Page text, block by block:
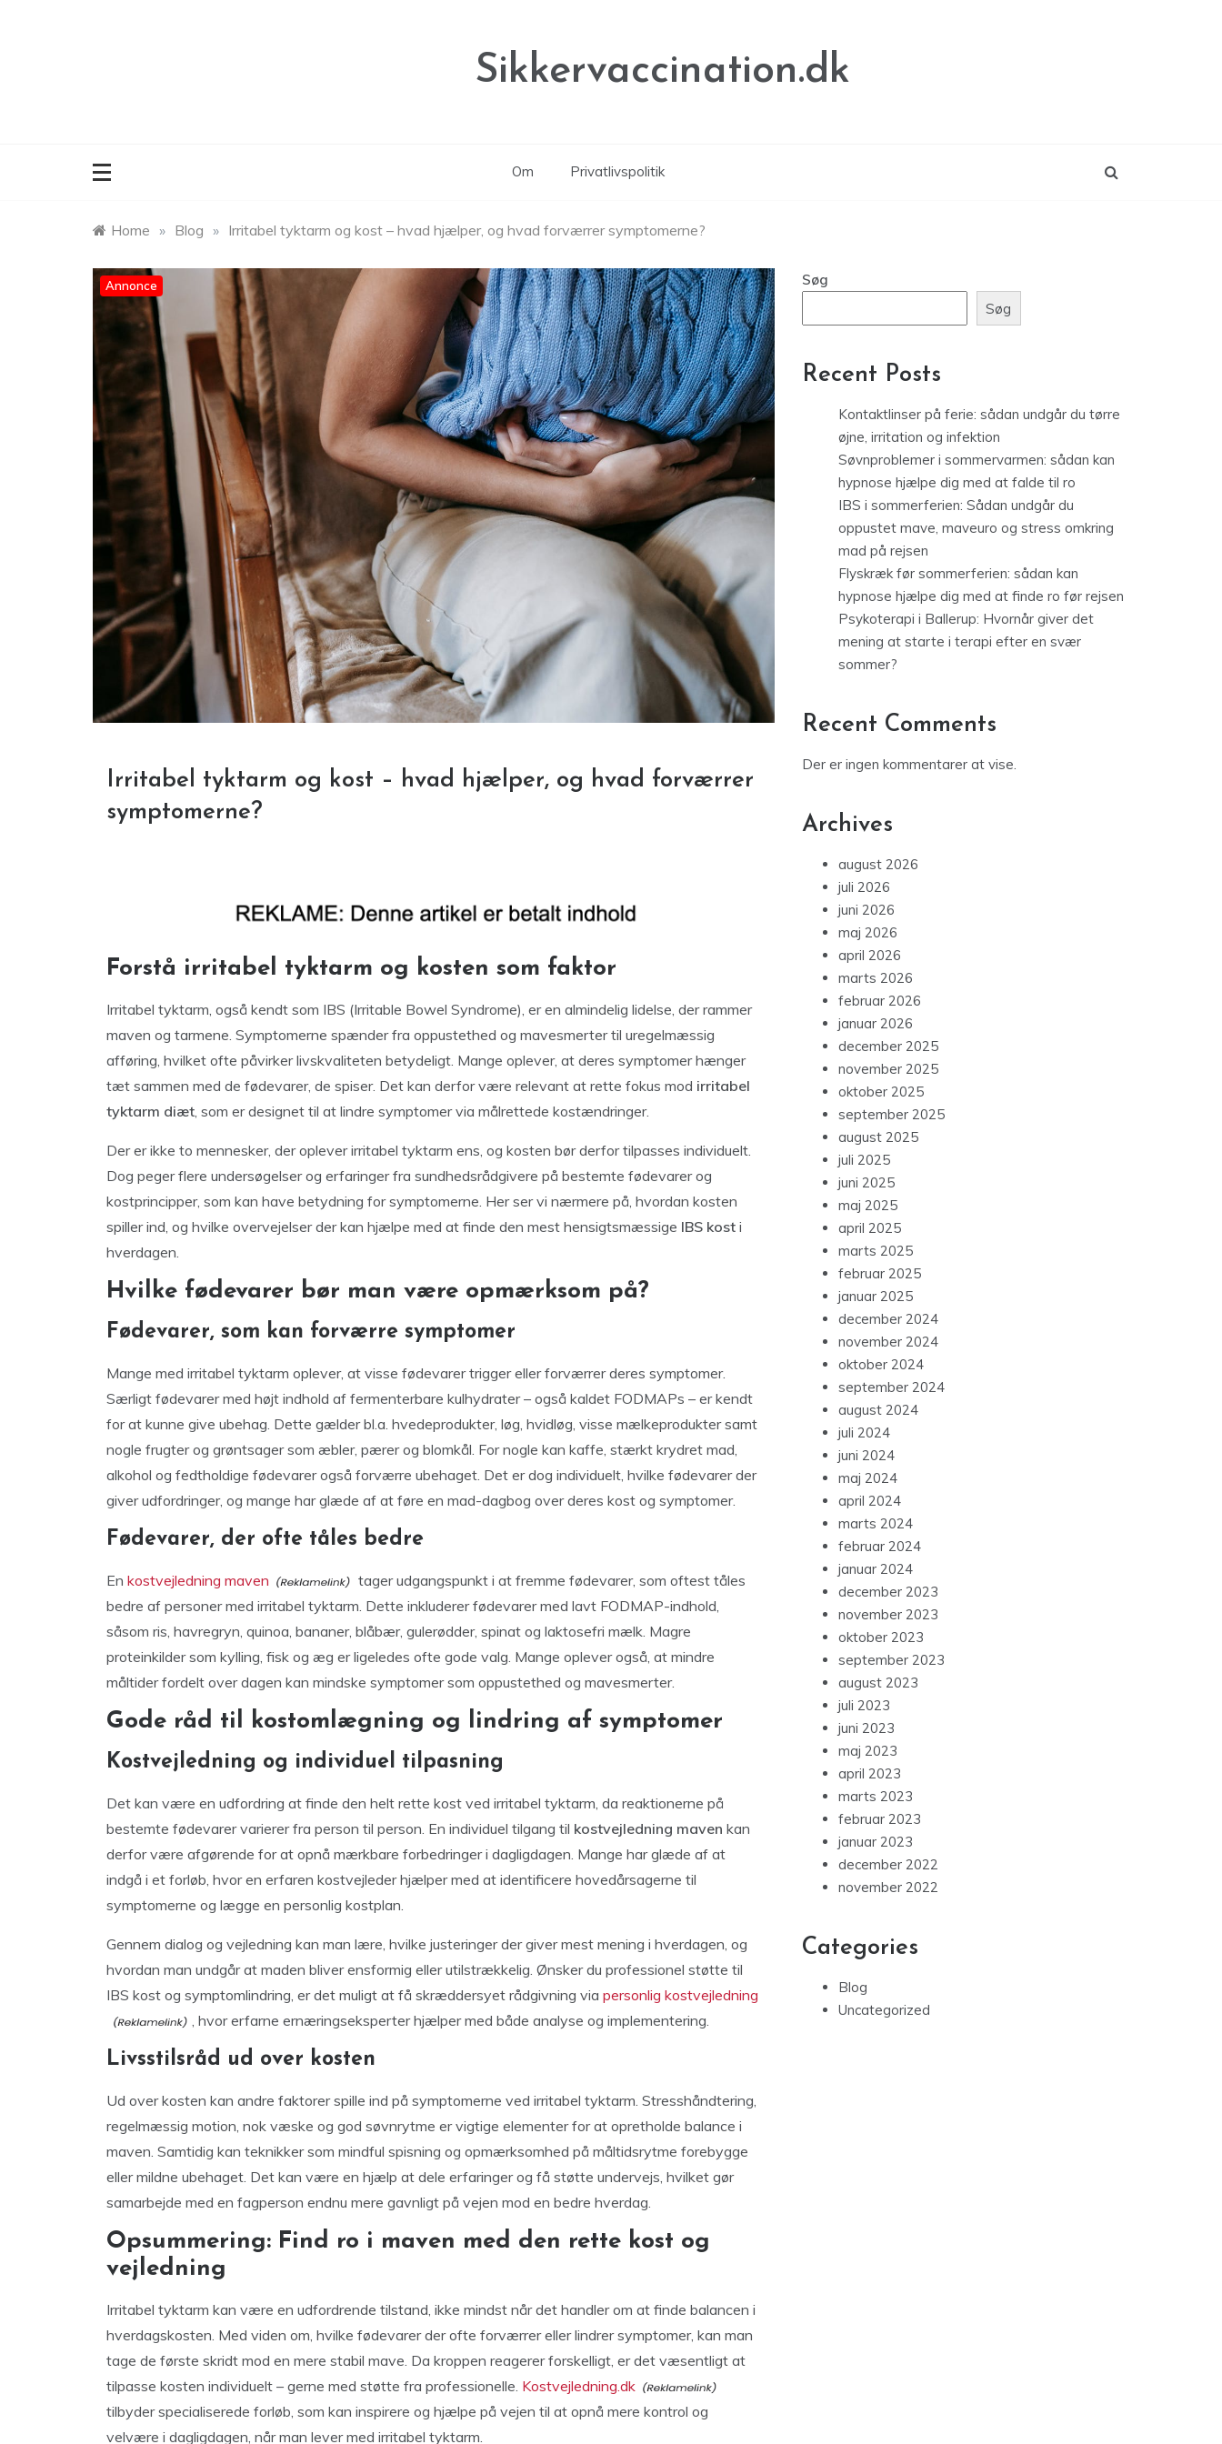
Sikkervaccination.dk
Om Privatlivspolitik
Home » Blog » Irritabel tyktarm og kost – hvad hjælper, og hvad forværrer symptomerne?
Annonce
Irritabel tyktarm og kost – hvad hjælper, og hvad forværrer
symptomerne?
Forstå irritabel tyktarm og kosten som faktor
Irritabel tyktarm, også kendt som IBS (Irritable Bowel Syndrome), er en almindelig lidelse, der rammer
maven og tarmene. Symptomerne spænder fra oppustethed og mavesmerter til uregelmæssig
afføring, hvilket ofte påvirker livskvaliteten betydeligt. Mange oplever, at deres symptomer hænger
tæt sammen med de fødevarer, de spiser. Det kan derfor være relevant at rette fokus mod irritabel
tyktarm diæt , som er designet til at lindre symptomer via målrettede kostændringer.
Der er ikke to mennesker, der oplever irritabel tyktarm ens, og kosten bør derfor tilpasses individuelt.
Dog peger flere undersøgelser og erfaringer fra sundhedsrådgivere på bestemte fødevarer og
kostprincipper, som kan have betydning for symptomerne. Her ser vi nærmere på, hvordan kosten
spiller ind, og hvilke overvejelser der kan hjælpe med at finde den mest hensigtsmæssige IBS kost i
hverdagen.
Hvilke fødevarer bør man være opmærksom på?
Fødevarer, som kan forværre symptomer
Mange med irritabel tyktarm oplever, at visse fødevarer trigger eller forværrer deres symptomer.
Særligt fødevarer med højt indhold af fermenterbare kulhydrater – også kaldet FODMAPs – er kendt
for at kunne give ubehag. Dette gælder bl.a. hvedeprodukter, løg, hvidløg, visse mælkeprodukter samt
nogle frugter og grøntsager som æbler, pærer og blomkål. For nogle kan kaffe, stærkt krydret mad,
alkohol og fedtholdige fødevarer også forværre ubehaget. Det er dog individuelt, hvilke fødevarer der
giver udfordringer, og mange har glæde af at føre en mad-dagbog over deres kost og symptomer.
Fødevarer, der ofte tåles bedre
En kostvejledning maven
tager udgangspunkt i at fremme fødevarer, som oftest tåles
bedre af personer med irritabel tyktarm. Dette inkluderer fødevarer med lavt FODMAP-indhold,
såsom ris, havregryn, quinoa, bananer, blåbær, gulerødder, spinat og laktosefri mælk. Magre
proteinkilder som kylling, fisk og æg er ligeledes ofte gode valg. Mange oplever også, at mindre
måltider fordelt over dagen kan mindske symptomer som oppustethed og mavesmerter.
Gode råd til kostomlægning og lindring af symptomer
Kostvejledning og individuel tilpasning
Det kan være en udfordring at finde den helt rette kost ved irritabel tyktarm, da reaktionerne på
bestemte fødevarer varierer fra person til person. En individuel tilgang til kostvejledning maven kan
derfor være afgørende for at opnå mærkbare forbedringer i dagligdagen. Mange har glæde af at
indgå i et forløb, hvor en erfaren kostvejleder hjælper med at identificere hovedårsagerne til
symptomerne og lægge en personlig kostplan.
Gennem dialog og vejledning kan man lære, hvilke justeringer der giver mest mening i hverdagen, og
hvordan man undgår at maden bliver ensformig eller utilstrækkelig. Ønsker du professionel støtte til
IBS kost og symptomlindring, er det muligt at få skræddersyet rådgivning via personlig kostvejledning
, hvor erfarne ernæringseksperter hjælper med både analyse og implementering.
Livsstilsråd ud over kosten
Ud over kosten kan andre faktorer spille ind på symptomerne ved irritabel tyktarm. Stresshåndtering,
regelmæssig motion, nok væske og god søvnrytme er vigtige elementer for at opretholde balance i
maven. Samtidig kan teknikker som mindful spisning og opmærksomhed på måltidsrytme forebygge
eller mildne ubehaget. Det kan være en hjælp at dele erfaringer og få støtte undervejs, hvilket gør
samarbejde med en fagperson endnu mere gavnligt på vejen mod en bedre hverdag.
Opsummering: Find ro i maven med den rette kost og
vejledning
Irritabel tyktarm kan være en udfordrende tilstand, ikke mindst når det handler om at finde balancen i
hverdagskosten. Med viden om, hvilke fødevarer der ofte forværrer eller lindrer symptomer, kan man
tage de første skridt mod en mere stabil mave. Da kroppen reagerer forskelligt, er det væsentligt at
tilpasse kosten individuelt – gerne med støtte fra professionelle. Kostvejledning.dk
tilbyder specialiserede forløb, som kan inspirere og hjælpe på vejen til at opnå mere kontrol og
velvære i dagligdagen, når man lever med irritabel tyktarm.
Søg
Søg
Recent Posts
Kontaktlinser på ferie: sådan undgår du tørre
øjne, irritation og infektion
Søvnproblemer i sommervarmen: sådan kan
hypnose hjælpe dig med at falde til ro
IBS i sommerferien: Sådan undgår du
oppustet mave, maveuro og stress omkring
mad på rejsen
Flyskræk før sommerferien: sådan kan
hypnose hjælpe dig med at finde ro før rejsen
Psykoterapi i Ballerup: Hvornår giver det
mening at starte i terapi efter en svær
sommer?
Recent Comments
Der er ingen kommentarer at vise.
Archives
august 2026
juli 2026
juni 2026
maj 2026
april 2026
marts 2026
februar 2026
januar 2026
december 2025
november 2025
oktober 2025
september 2025
august 2025
juli 2025
juni 2025
maj 2025
april 2025
marts 2025
februar 2025
januar 2025
december 2024
november 2024
oktober 2024
september 2024
august 2024
juli 2024
juni 2024
maj 2024
april 2024
marts 2024
februar 2024
januar 2024
december 2023
november 2023
oktober 2023
september 2023
august 2023
juli 2023
juni 2023
maj 2023
april 2023
marts 2023
februar 2023
januar 2023
december 2022
november 2022
Categories
Blog
Uncategorized